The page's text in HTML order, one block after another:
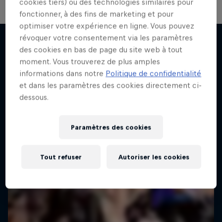
J'en veux encore !
cookies tiers) ou des technologies similaires pour
fonctionner, à des fins de marketing et pour
optimiser votre expérience en ligne. Vous pouvez
révoquer votre consentement via les paramètres
des cookies en bas de page du site web à tout
moment. Vous trouverez de plus amples
informations dans notre Politique de confidentialité
et dans les paramètres des cookies directement ci-
dessous.
Paramètres des cookies
Tout refuser Autoriser les cookies